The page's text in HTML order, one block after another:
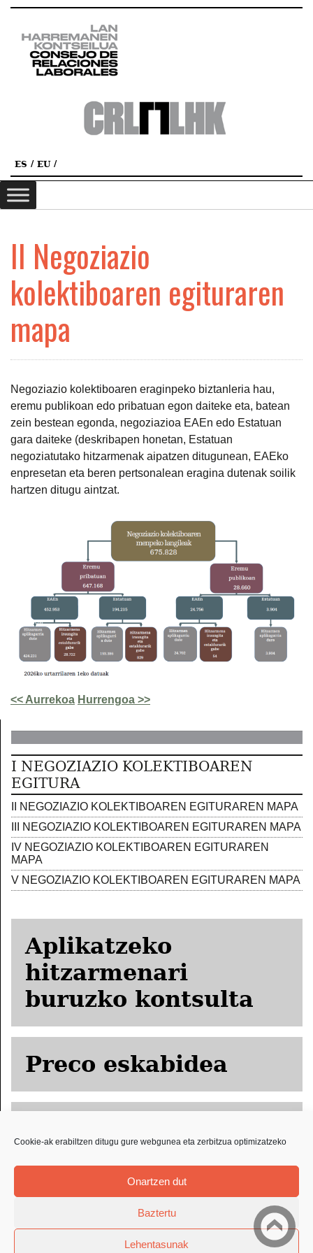
Cookie-ak erabiltzen ditugu gure webgunea eta zerbitzua optimizatzeko
Onartzen dut
Baztertu
Lehentasunak
ES EU
II Negoziazio
kolektiboaren egituraren
mapa
Negoziazio kolektiboaren eraginpeko biztanleria hau,
eremu publikoan edo pribatuan egon daiteke eta, batean
zein bestean egonda, negoziazioa EAEn edo Estatuan
gara daiteke (deskribapen honetan, Estatuan
negoziatutako hitzarmenak aipatzen ditugunean, EAEko
enpresetan eta beren pertsonalean eragina dutenak soilik
hartzen ditugu aintzat.
<< Aurrekoa Hurrengoa >>
I NEGOZIAZIO KOLEKTIBOAREN
EGITURA
II NEGOZIAZIO KOLEKTIBOAREN EGITURAREN MAPA
III NEGOZIAZIO KOLEKTIBOAREN EGITURAREN MAPA
IV NEGOZIAZIO KOLEKTIBOAREN EGITURAREN
MAPA
V NEGOZIAZIO KOLEKTIBOAREN EGITURAREN MAPA
Aplikatzeko
hitzarmenari
buruzko kontsulta
Preco eskabidea